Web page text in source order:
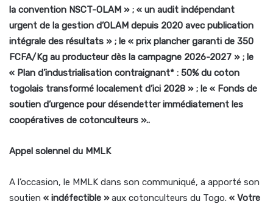
la convention NSCT-OLAM » ; « un audit indépendant
urgent de la gestion d’OLAM depuis 2020 avec publication
intégrale des résultats » ; le « prix plancher garanti de 350
FCFA/Kg au producteur dès la campagne 2026-2027 » ; le
« Plan d’industrialisation contraignant* : 50% du coton
togolais transformé localement d’ici 2028 » ; le « Fonds de
soutien d’urgence pour désendetter immédiatement les
coopératives de cotonculteurs »..
Appel solennel du MMLK
A l’occasion, le MMLK dans son communiqué, a apporté son
soutien « indéfectible »aux cotonculteurs du Togo. « Votre